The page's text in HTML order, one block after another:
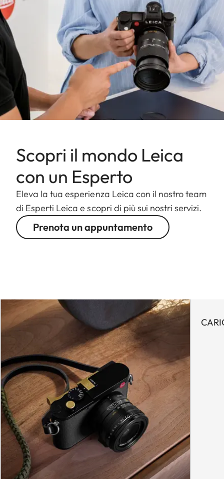
Scopri il mondo Leica
con un Esperto
Eleva la tua esperienza Leica con il nostro team
di Esperti Leica e scopri di più sui nostri servizi.
Prenota un appuntamento